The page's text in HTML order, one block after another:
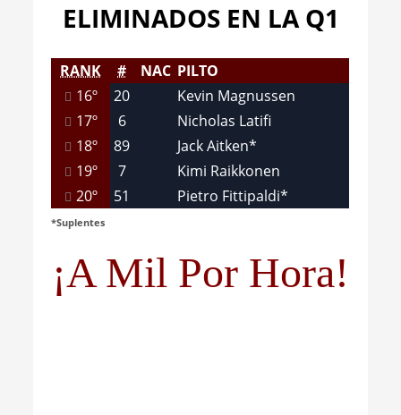
ELIMINADOS EN LA Q1
RANK # NAC PILTO
16º
20
Kevin Magnussen
17º
6
Nicholas Latifi
18º
89
Jack Aitken*
19º
7
Kimi Raikkonen
20º
51 Pietro Fittipaldi*
*Suplentes
¡A Mil Por Hora!